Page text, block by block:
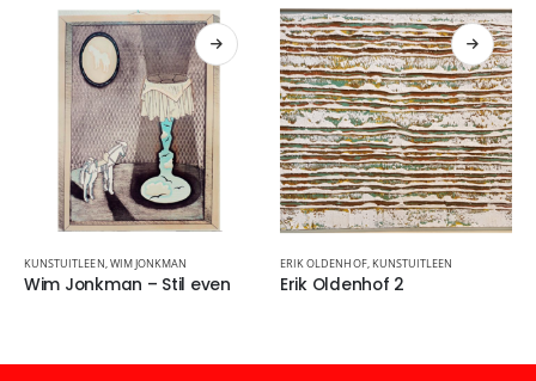
KUNSTUITLEEN,WIM JONKMAN
Wim Jonkman – Stil even
ERIK OLDENHOF, KUNSTUITLEEN
Erik Oldenhof 2